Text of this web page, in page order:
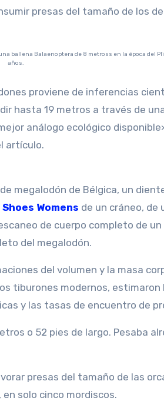
presas del tamaño de los
años.
proviene de inferencias
hasta 19 metros a través de
análogo ecológico
artículo.
megalodón de Bélgica, un
Womens de un cráneo, de
de cuerpo completo de
del megalodón.
del volumen y la masa
tiburones modernos, estimaron
y las tasas de encuentro de
o 52 pies de largo. Pesaba
presas del tamaño de las
solo cinco mordiscos.